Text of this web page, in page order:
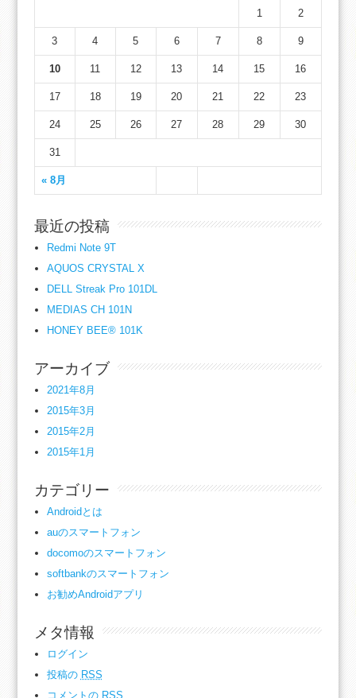
« 8月
1 2
3 4 5 6 7 8 9
10 11 12 13 14 15 16
17 18 19 20 21 22 23
24 25 26 27 28 29 30
31
最近の投稿
Redmi Note 9T
AQUOS CRYSTAL X
DELL Streak Pro 101DL
MEDIAS CH 101N
HONEY BEE® 101K
アーカイブ
2021年8月
2015年3月
2015年2月
2015年1月
カテゴリー
Androidとは
auのスマートフォン
docomoのスマートフォン
softbankのスマートフォン
お勧めAndroidアプリ
メタ情報
ログイン
投稿の RSS
コメントの RSS